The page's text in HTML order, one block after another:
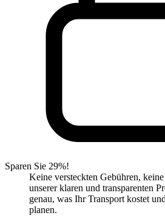
Sparen Sie 29%!
Keine versteckten Gebühren,
unserer klaren und transparenten
genau, was Ihr Transport kostet
planen.